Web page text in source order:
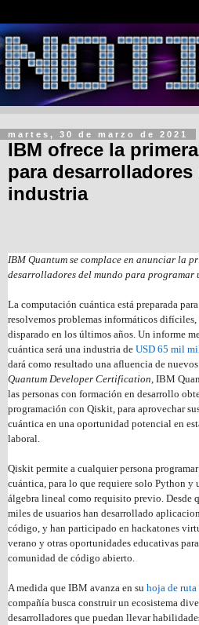
martes, 30 de marzo de 2021
IBM ofrece la
para
industria
IBM Quantum se complace en anunciar la
desarrolladores del mundo para programar
La computación cuántica está preparada
resolvemos problemas informáticos
disparado en los últimos años. Un informe
cuántica será una industria de USD 65 mil
dará como resultado una afluencia de
Quantum Developer Certification , IBM
las personas con formación en desarrollo
programación con Qiskit, para aprovechar
cuántica en una oportunidad potencial en
laboral.
Qiskit permite a cualquier persona
cuántica, para lo que requiere solo Python y
álgebra lineal como requisito previo. Desde
miles de usuarios han desarrollado
código, y han participado en hackatones
verano y otras oportunidades educativas
comunidad de código abierto.
A medida que IBM avanza en su hoja de
compañía busca construir un ecosistema
desarrolladores que puedan llevar